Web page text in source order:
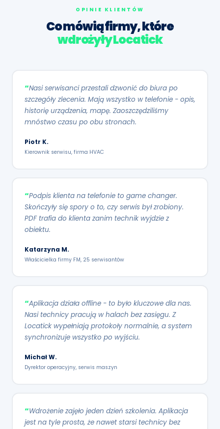
OPINIE KLIENTÓW
Co mówią firmy, które
wdrożyły Locatick
Nasi serwisanci przestali dzwonić do biura po
szczegóły zlecenia. Mają wszystko w telefonie - opis,
historię urządzenia, mapę. Zaoszczędziliśmy
mnóstwo czasu po obu stronach.
Piotr K.
Kierownik serwisu, firma HVAC
Podpis klienta na telefonie to game changer.
Skończyły się spory o to, czy serwis był zrobiony.
PDF trafia do klienta zanim technik wyjdzie z
obiektu.
Katarzyna M.
Właścicielka firmy FM, 25 serwisantów
Aplikacja działa offline - to było kluczowe dla nas.
Nasi technicy pracują w halach bez zasięgu. Z
Locatick wypełniają protokoły normalnie, a system
synchronizuje wszystko po wyjściu.
Michał W.
Dyrektor operacyjny, serwis maszyn
Wdrożenie zajęło jeden dzień szkolenia. Aplikacja
jest na tyle prosta, że nawet starsi technicy bez